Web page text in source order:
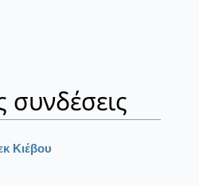
συνδέσεις
Κιέβου